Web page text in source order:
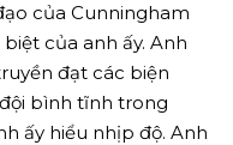
của Cunningham
của anh ấy. Anh
đạt các biện
bình tĩnh trong
ấy hiểu nhịp độ. Anh